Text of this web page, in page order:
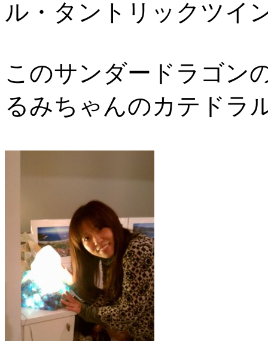
ル・タントリックツイ
このサンダードラゴン
るみちゃんのカテドラ